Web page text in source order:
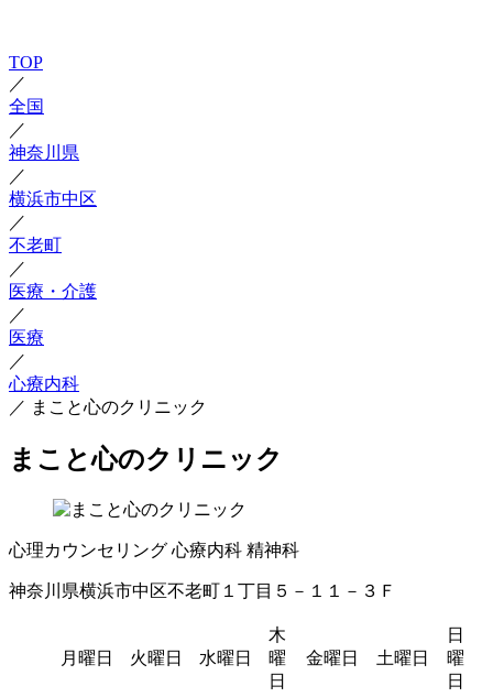
TOP
／
全国
／
神奈川県
／
横浜市中区
／
不老町
／
医療・介護
／
医療
／
心療内科
／ まこと心のクリニック
まこと心のクリニック
心理カウンセリング 心療内科 精神科
神奈川県横浜市中区不老町１丁目５－１１－３Ｆ
月曜日 火曜日 水曜日
木
曜
日
金曜日 土曜日
日
曜
日